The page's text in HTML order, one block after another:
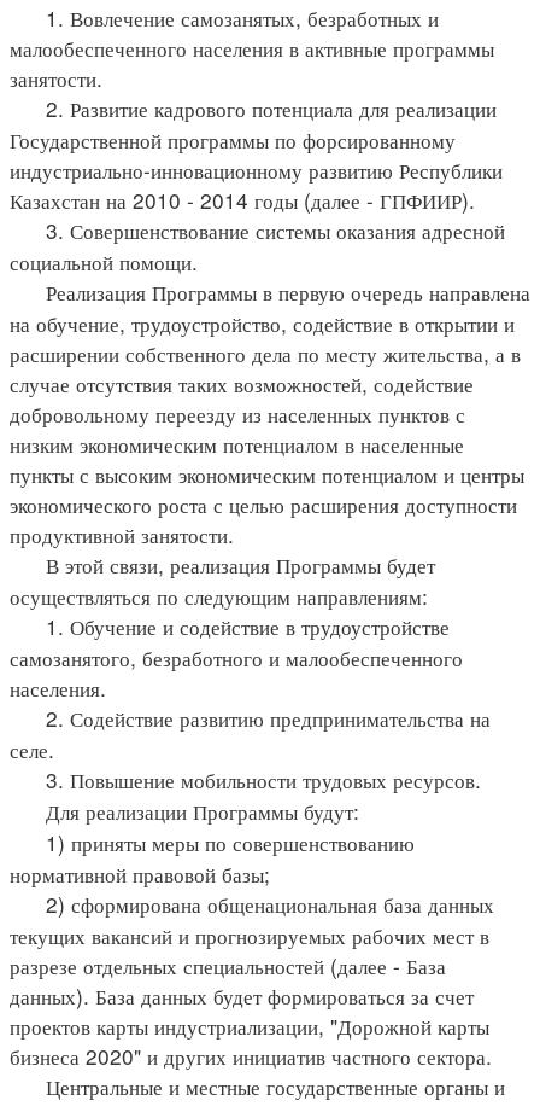
1. Вовлечение самозанятых, безработных и
малообеспеченного населения в активные программы
занятости.
2. Развитие кадрового потенциала для реализации
Государственной программы по форсированному
индустриально-инновационному развитию Республики
Казахстан на 2010 - 2014 годы (далее - ГПФИИР).
3. Совершенствование системы оказания адресной
социальной помощи.
Реализация Программы в первую очередь направлена
на обучение, трудоустройство, содействие в открытии и
расширении собственного дела по месту жительства, а в
случае отсутствия таких возможностей, содействие
добровольному переезду из населенных пунктов с
низким экономическим потенциалом в населенные
пункты с высоким экономическим потенциалом и центры
экономического роста с целью расширения доступности
продуктивной занятости.
В этой связи, реализация Программы будет
осуществляться по следующим направлениям:
1. Обучение и содействие в трудоустройстве
самозанятого, безработного и малообеспеченного
населения.
2. Содействие развитию предпринимательства на
селе.
3. Повышение мобильности трудовых ресурсов.
Для реализации Программы будут:
1) приняты меры по совершенствованию
нормативной правовой базы;
2) сформирована общенациональная база данных
текущих вакансий и прогнозируемых рабочих мест в
разрезе отдельных специальностей (далее - База
данных). База данных будет формироваться за счет
проектов карты индустриализации, "Дорожной карты
бизнеса 2020" и других инициатив частного сектора.
Центральные и местные государственные органы и